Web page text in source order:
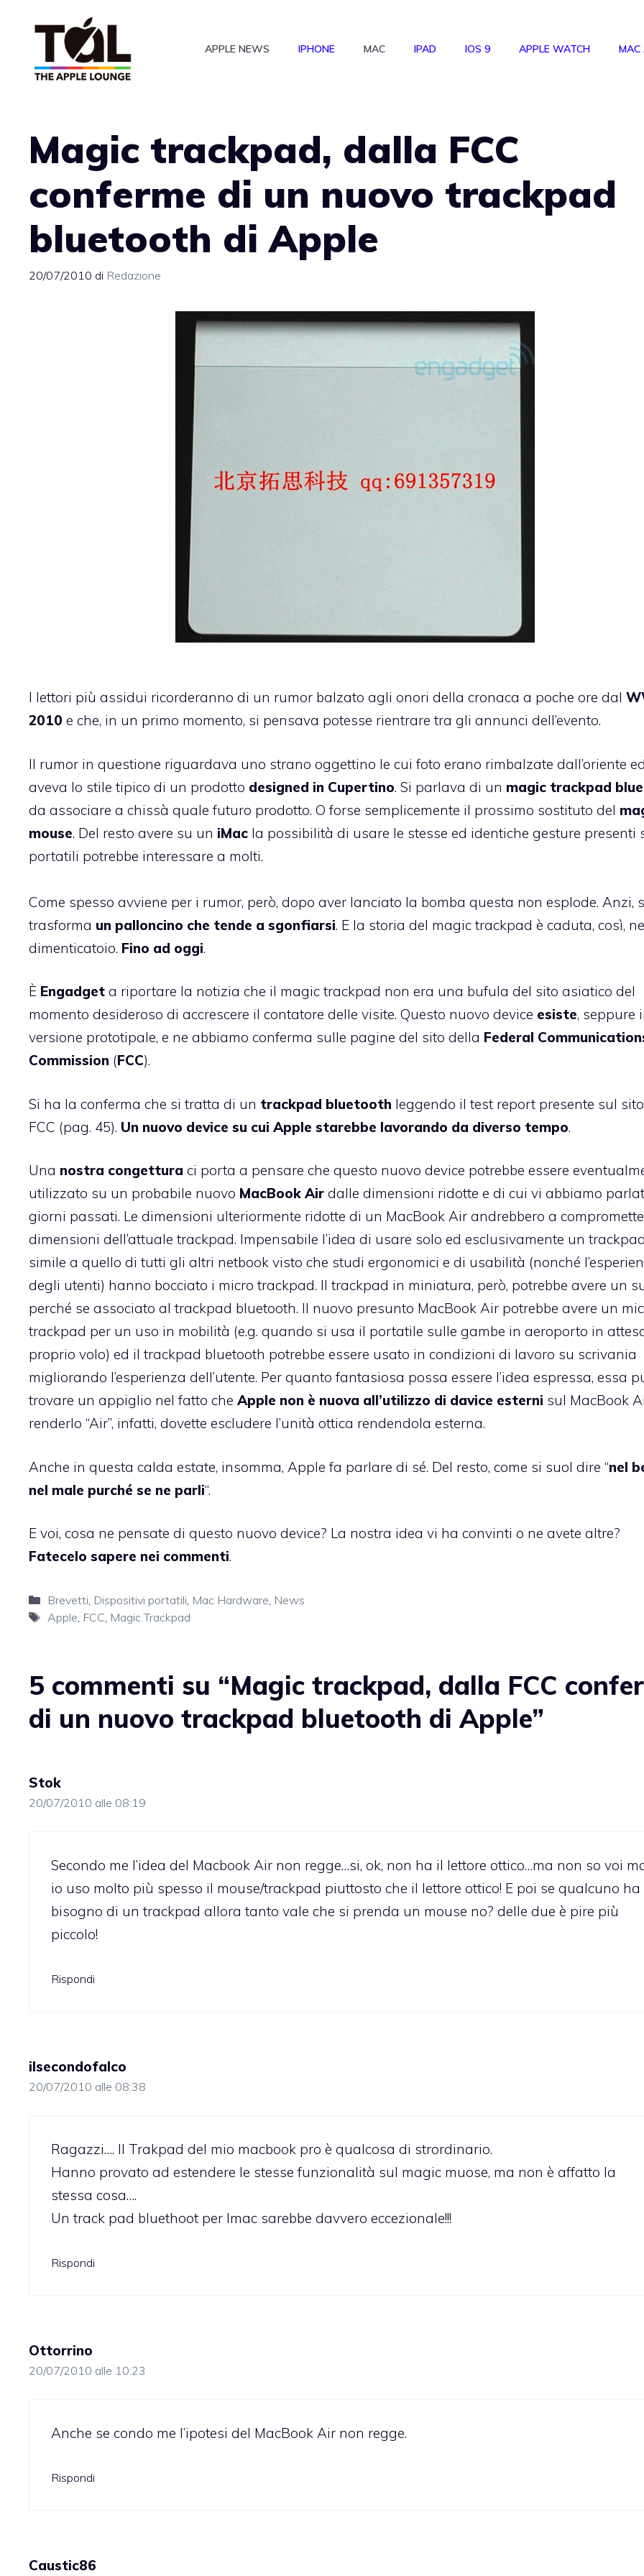
APPLE NEWS IPHONE MAC IPAD IOS 9 APPLE WATCH MAC
Magic trackpad, dalla FCC
conferme di un nuovo trackpad
bluetooth di Apple
20/07/2010 di Redazione
I lettori più assidui ricorderanno di un rumor balzato agli onori della cronaca a poche ore dal
2010 e che, in un primo momento, si pensava potesse rientrare tra gli annunci dell’evento.
Il rumor in questione riguardava uno strano oggettino le cui foto erano rimbalzate dall’oriente ed
aveva lo stile tipico di un prodotto designed in Cupertino. Si parlava di un magic trackpad
da associare a chissà quale futuro prodotto. O forse semplicemente il prossimo sostituto del
mouse. Del resto avere su un iMac la possibilità di usare le stesse ed identiche gesture presenti
portatili potrebbe interessare a molti.
Come spesso avviene per i rumor, però, dopo aver lanciato la bomba questa non esplode. Anzi,
trasforma un palloncino che tende a sgonfiarsi. E la storia del magic trackpad è caduta, così,
dimenticatoio. Fino ad oggi.
È Engadget a riportare la notizia che il magic trackpad non era una bufula del sito asiatico del
momento desideroso di accrescere il contatore delle visite. Questo nuovo device esiste, seppure
versione prototipale, e ne abbiamo conferma sulle pagine del sito della Federal
Commission (FCC).
Si ha la conferma che si tratta di un trackpad bluetooth leggendo il test report presente sul
FCC (pag. 45). Un nuovo device su cui Apple starebbe lavorando da diverso tempo.
Una nostra congettura ci porta a pensare che questo nuovo device potrebbe essere
utilizzato su un probabile nuovo MacBook Air dalle dimensioni ridotte e di cui vi abbiamo
giorni passati. Le dimensioni ulteriormente ridotte di un MacBook Air andrebbero a
dimensioni dell’attuale trackpad. Impensabile l’idea di usare solo ed esclusivamente un trackpad
simile a quello di tutti gli altri netbook visto che studi ergonomici e di usabilità (nonché
degli utenti) hanno bocciato i micro trackpad. Il trackpad in miniatura, però, potrebbe avere un
perché se associato al trackpad bluetooth. Il nuovo presunto MacBook Air potrebbe avere un
trackpad per un uso in mobilità (e.g. quando si usa il portatile sulle gambe in aeroporto in
proprio volo) ed il trackpad bluetooth potrebbe essere usato in condizioni di lavoro su scrivania
migliorando l’esperienza dell’utente. Per quanto fantasiosa possa essere l’idea espressa, essa
trovare un appiglio nel fatto che Apple non è nuova all’utilizzo di davice esterni sul MacBook
renderlo “Air”, infatti, dovette escludere l’unità ottica rendendola esterna.
Anche in questa calda estate, insomma, Apple fa parlare di sé. Del resto, come si suol dire “nel
nel male purché se ne parli“.
E voi, cosa ne pensate di questo nuovo device? La nostra idea vi ha convinti o ne avete altre?
Fatecelo sapere nei commenti.
Categorie
Brevetti Dispositivi portatili Mac Hardware News
Tag
Apple FCC Magic Trackpad
5 commenti su “Magic trackpad, dalla FCC
di un nuovo trackpad bluetooth di Apple”
Stok
20/07/2010 alle 08:19
Secondo me l’idea del Macbook Air non regge…si, ok, non ha il lettore ottico…ma non so voi
io uso molto più spesso il mouse/trackpad piuttosto che il lettore ottico! E poi se qualcuno ha
bisogno di un trackpad allora tanto vale che si prenda un mouse no? delle due è pire più
piccolo!
Rispondi
ilsecondofalco
20/07/2010 alle 08:38
Ragazzi…. Il Trakpad del mio macbook pro è qualcosa di strordinario.
Hanno provato ad estendere le stesse funzionalità sul magic muose, ma non è affatto la
stessa cosa….
Un track pad bluethoot per Imac sarebbe davvero eccezionale!!!
Rispondi
Ottorrino
20/07/2010 alle 10:23
Anche se condo me l’ipotesi del MacBook Air non regge.
Rispondi
Caustic86